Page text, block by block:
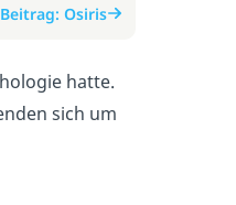
Osiris
hatte.
sich um